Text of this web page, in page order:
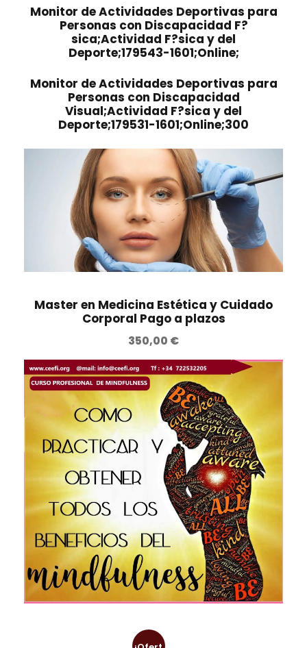
Monitor de Actividades Deportivas para
Personas con Discapacidad F?
sica;Actividad F?sica y del
Deporte;179543-1601;Online;
Monitor de Actividades Deportivas para
Personas con Discapacidad
Visual;Actividad F?sica y del
Deporte;179531-1601;Online;300
Master en Medicina Estética y Cuidado
Corporal Pago a plazos
350,00 €